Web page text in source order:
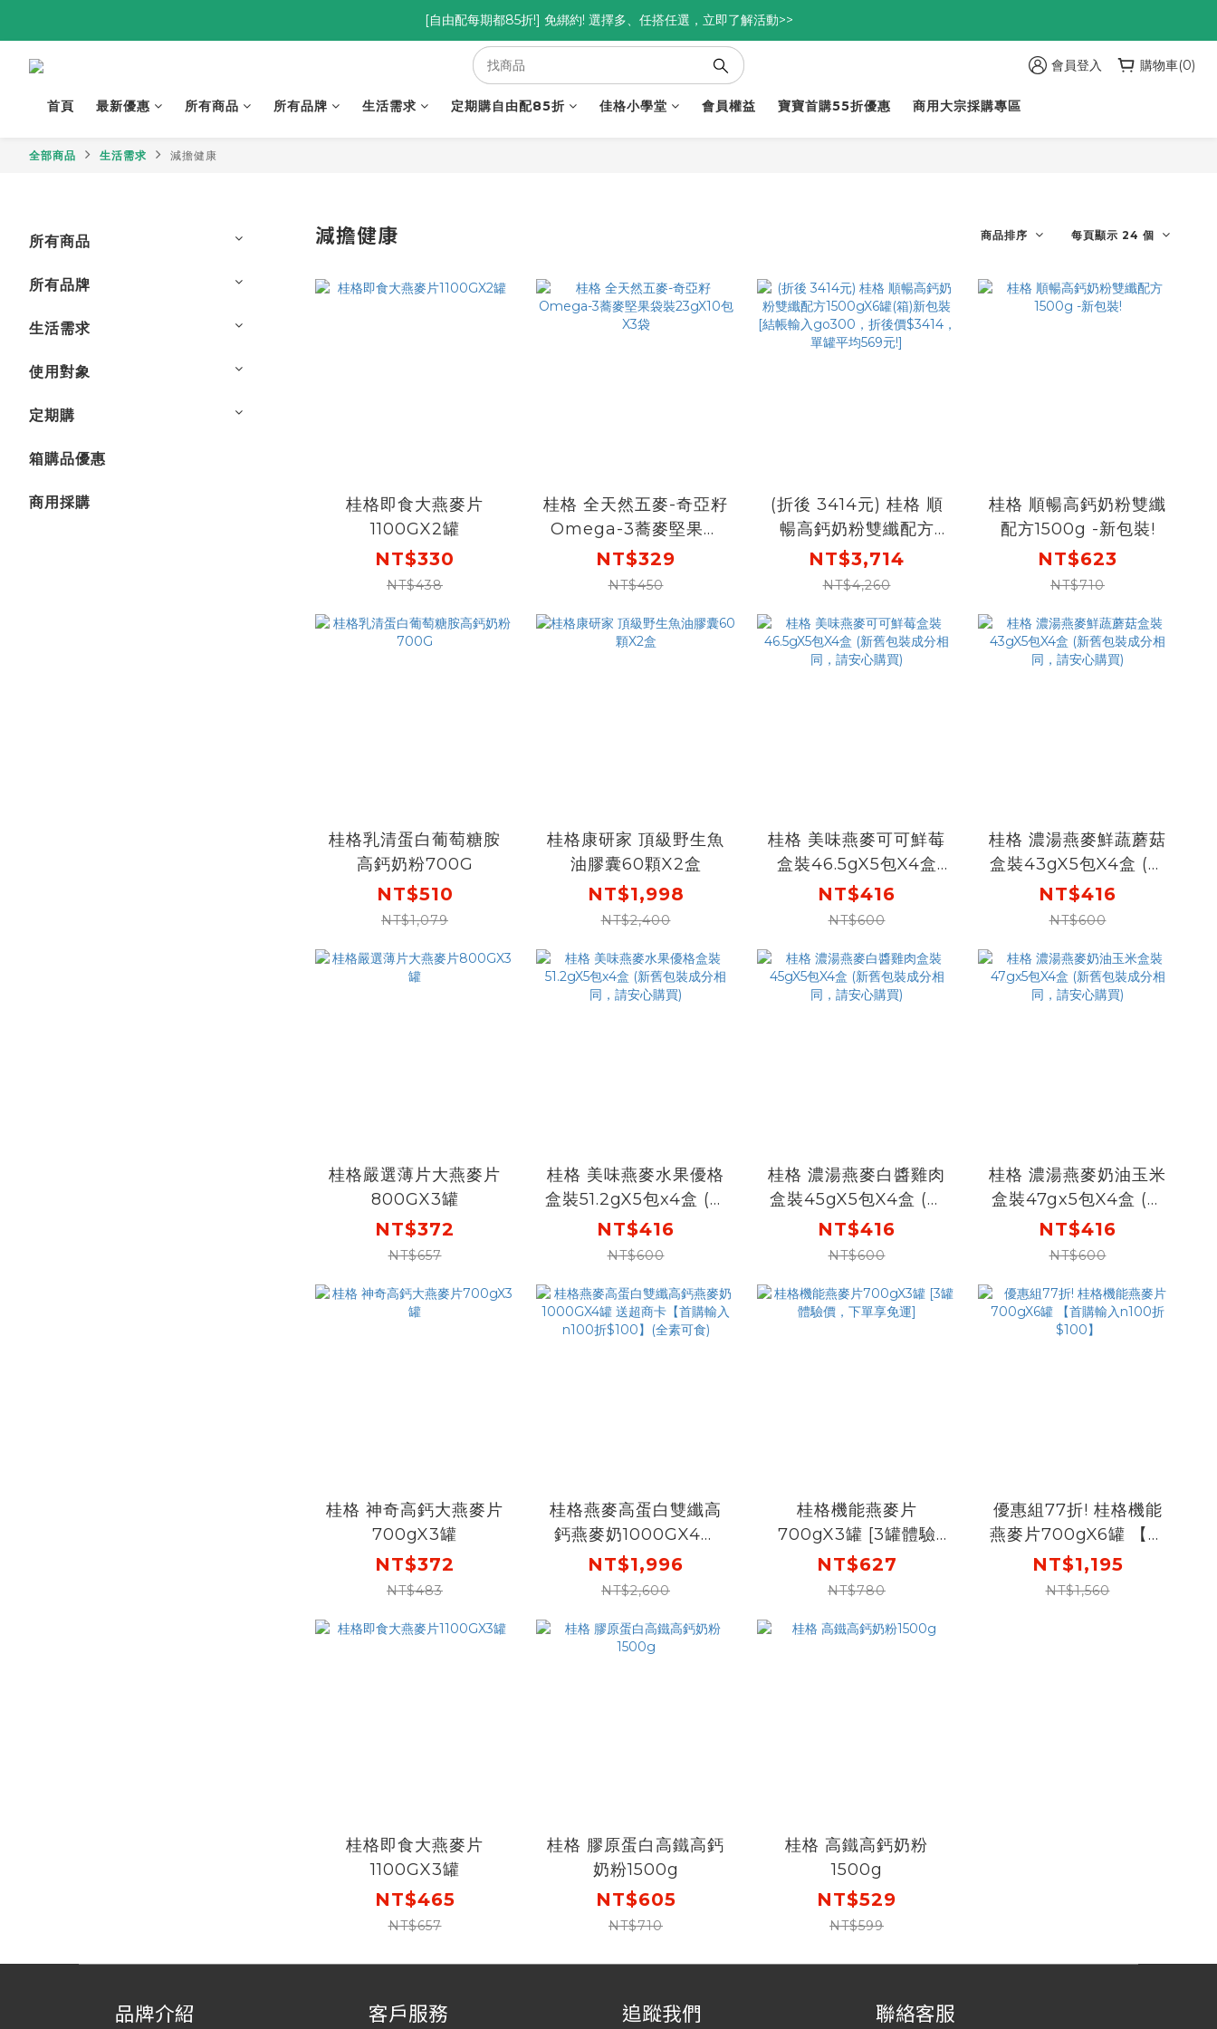
優惠碼<go300> $3,000折$300  優惠碼<go88> $5,000享88折
[自由配每期都85折!] 免綁約! 選擇多、任搭任選，立即了解活動>>
優惠碼<go300> $3,000折$300  優惠碼<go88> $5,000享88折 會員登入 購物車(0)
首頁 最新優惠 所有商品 所有品牌 生活需求 定期購自由配85折 佳格小學堂 會員權益 寶寶首購55折優惠 商用大宗採購專區
全部商品 生活需求 減擔健康
所有商品
所有品牌
生活需求
使用對象
定期購
箱購品優惠
商用採購
減擔健康 商品排序 每頁顯示 24 個
桂格即食大燕麥片
1100GX2罐
NT$330
NT$438
桂格 全天然五麥-奇亞籽
Omega-3蕎麥堅果袋
裝23gX10包X3袋
NT$329
NT$450
(折後 3414元) 桂格 順
暢高鈣奶粉雙纖配方
1500gX6罐(箱)新包裝
[結帳輸入go300，折後
569元!]
NT$3,714
NT$4,260
桂格 順暢高鈣奶粉雙纖
配方1500g -新包裝!
NT$623
NT$710
桂格乳清蛋白葡萄糖胺
高鈣奶粉700G
NT$510
NT$1,079
桂格康研家 頂級野生魚
油膠囊60顆X2盒
NT$1,998
NT$2,400
桂格 美味燕麥可可鮮莓
盒裝46.5gX5包X4盒
(新舊包裝成分相同，請
安心購買)
NT$416
NT$600
桂格 濃湯燕麥鮮蔬蘑菇
盒裝43gX5包X4盒 (新
舊包裝成分相同，請安
心購買)
NT$416
NT$600
桂格嚴選薄片大燕麥片
800GX3罐
NT$372
NT$657
桂格 美味燕麥水果優格
盒裝51.2gX5包x4盒 (新
舊包裝成分相同，請安
心購買)
NT$416
NT$600
桂格 濃湯燕麥白醬雞肉
盒裝45gX5包X4盒 (新
舊包裝成分相同，請安
心購買)
NT$416
NT$600
桂格 濃湯燕麥奶油玉米
盒裝47gx5包X4盒 (新
舊包裝成分相同，請安
心購買)
NT$416
NT$600
桂格 神奇高鈣大燕麥片
700gX3罐
NT$372
NT$483
桂格燕麥高蛋白雙纖高
鈣燕麥奶1000GX4罐
送超商卡【首購輸入
n100折$100】(全素可
NT$1,996
NT$2,600
桂格機能燕麥片
700gX3罐 [3罐體驗
價，下單享免運]
NT$627
NT$780
優惠組77折! 桂格機能
燕麥片700gX6罐 【首
購輸入n100折$100】
NT$1,195
NT$1,560
桂格即食大燕麥片
1100GX3罐
NT$465
NT$657
桂格 膠原蛋白高鐵高鈣
奶粉1500g
NT$605
NT$710
桂格 高鐵高鈣奶粉
1500g
NT$529
NT$599
品牌介紹 客戶服務 追蹤我們 聯絡客服